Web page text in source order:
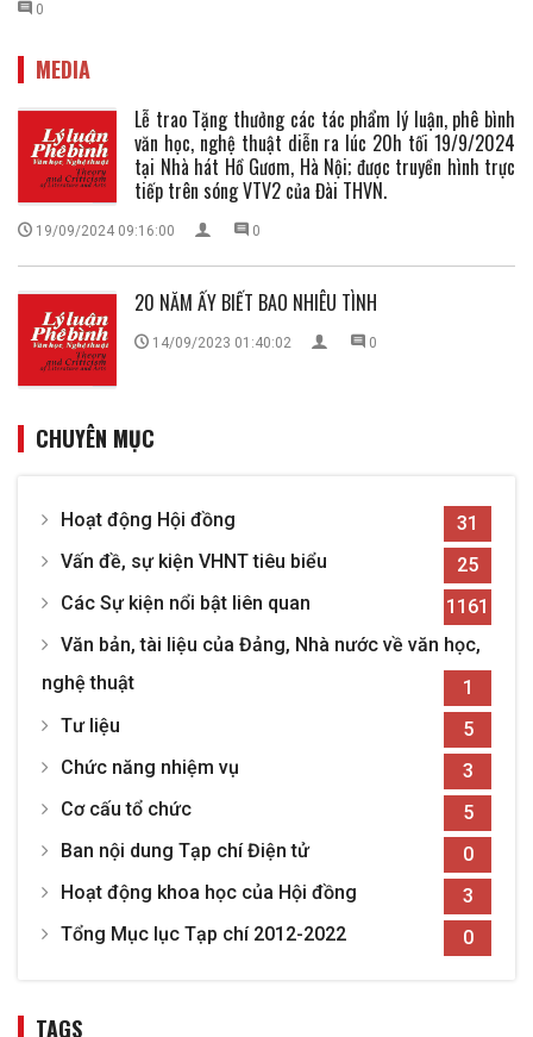
0
MEDIA
Lễ trao Tặng thưởng các tác phẩm lý luận, phê bình
văn học, nghệ thuật diễn ra lúc 20h tối 19/9/2024
tại Nhà hát Hồ Gươm, Hà Nội; được truyền hình trực
tiếp trên sóng VTV2 của Đài THVN.
19/09/2024 09:16:00 0
20 NĂM ẤY BIẾT BAO NHIÊU TÌNH
14/09/2023 01:40:02 0
CHUYÊN MỤC
Hoạt động Hội đồng
31
Vấn đề, sự kiện VHNT tiêu biểu
25
Các Sự kiện nổi bật liên quan
1161
Văn bản, tài liệu của Đảng, Nhà nước về văn học,
nghệ thuật
1
Tư liệu
5
Chức năng nhiệm vụ
3
Cơ cấu tổ chức
5
Ban nội dung Tạp chí Điện tử
0
Hoạt động khoa học của Hội đồng
3
Tổng Mục lục Tạp chí 2012-2022
0
TAGS